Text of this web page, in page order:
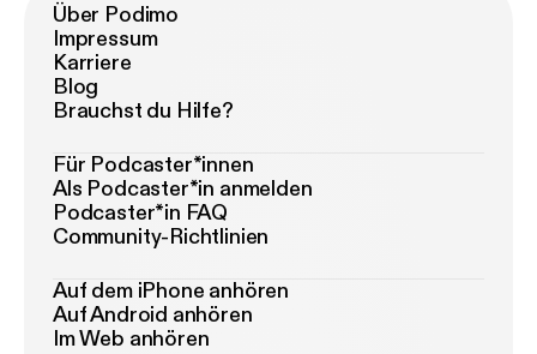
Über Podimo
Impressum
Karriere
Blog
Brauchst du Hilfe?
Für Podcaster*innen
Als Podcaster*in anmelden
Podcaster*in FAQ
Community-Richtlinien
Auf dem iPhone anhören
Auf Android anhören
Im Web anhören